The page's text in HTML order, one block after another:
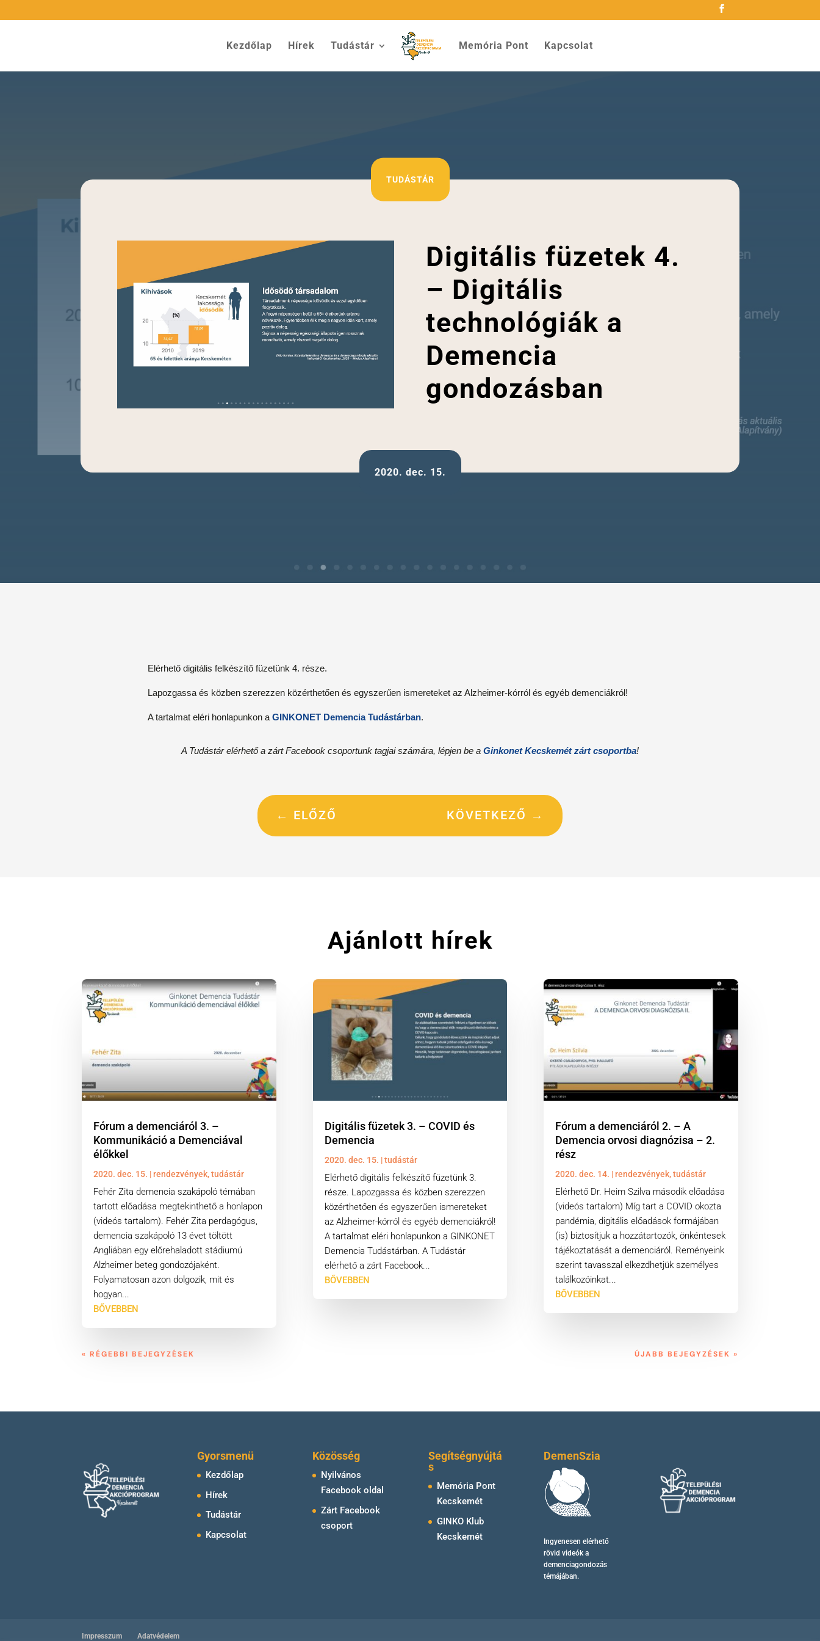
Kezdőlap Hírek Tudástár Memória Pont Kapcsolat
TUDÁSTÁR
Digitális füzetek 4.
– Digitális
technológiák a
Demencia
gondozásban
2020. dec. 15.
Elérhető digitális felkészítő füzetünk 4. része.
Lapozgassa és közben szerezzen közérthetően és egyszerűen ismereteket az Alzheimer-kórról és egyéb demenciákról!
A tartalmat eléri honlapunkon a GINKONET Demencia Tudástárban.
A Tudástár elérhető a zárt Facebook csoportunk tagjai számára, lépjen be a Ginkonet Kecskemét zárt csoportba!
← ELŐZŐ KÖVETKEZŐ →
Ajánlott hírek
Fórum a demenciáról 3. –
Kommunikáció a Demenciával
élőkkel
2020. dec. 15. |rendezvények,tudástár
Fehér Zita demencia szakápoló témában
tartott előadása megtekinthető a honlapon
(videós tartalom). Fehér Zita perdagógus,
demencia szakápoló 13 évet töltött
Angliában egy előrehaladott stádiumú
Alzheimer beteg gondozójaként.
Folyamatosan azon dolgozik, mit és
hogyan...
BŐVEBBEN
Digitális füzetek 3. – COVID és
Demencia
2020. dec. 15. |tudástár
Elérhető digitális felkészítő füzetünk 3.
része. Lapozgassa és közben szerezzen
közérthetően és egyszerűen ismereteket
az Alzheimer-kórról és egyéb demenciákról!
A tartalmat eléri honlapunkon a GINKONET
Demencia Tudástárban. A Tudástár
elérhető a zárt Facebook...
BŐVEBBEN
Fórum a demenciáról 2. – A
Demencia orvosi diagnózisa – 2.
rész
2020. dec. 14. |rendezvények,tudástár
Elérhető Dr. Heim Szilva második előadása
(videós tartalom) Míg tart a COVID okozta
pandémia, digitális előadások formájában
(is) biztosítjuk a hozzátartozók, önkéntesek
tájékoztatását a demenciáról. Reményeink
szerint tavasszal elkezdhetjük személyes
találkozóinkat...
BŐVEBBEN
« RÉGEBBI BEJEGYZÉSEK ÚJABB BEJEGYZÉSEK »
Gyorsmenü
Kezdőlap
Hírek
Tudástár
Kapcsolat
Közösség
Nyilvános
Facebook oldal
Zárt Facebook
csoport
Segítségnyújtá
s
Memória Pont
Kecskemét
GINKO Klub
Kecskemét
DemenSzia
Ingyenesen elérhető
rövid videóka
demenciagondozás
témájában.
Impresszum Adatvédelem